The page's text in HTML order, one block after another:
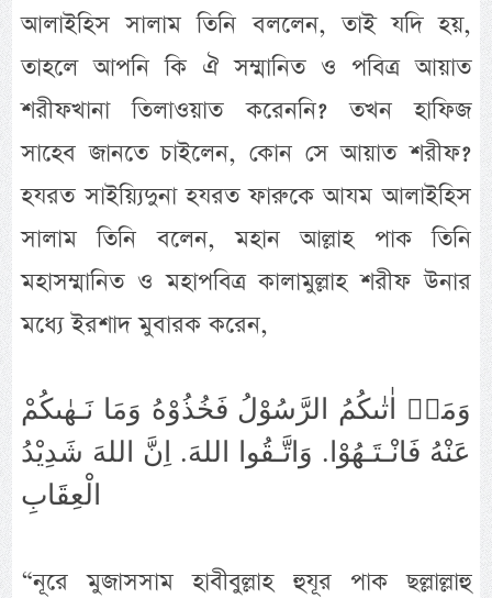
আলাইহিস সালাম তিনি বললেন, তাই যদি হয়,
তাহলে আপনি কি ঐ সম্মানিত ও পবিত্র আয়াত
শরীফখানা তিলাওয়াত করেননি? তখন হাফিজ
সাহেব জানতে চাইলেন, কোন সে আয়াত শরীফ?
হযরত সাইয়্যিদুনা হযরত ফারুকে আযম আলাইহিস
সালাম তিনি বলেন, মহান আল্লাহ পাক তিনি
মহাসম্মানিত ও মহাপবিত্র কালামুল্লাহ শরীফ উনার
মধ্যে ইরশাদ মুবারক করেন,
وَمَاۤ اٰتٰىكُمُ الرَّسُوْلُ فَخُذُوْهُ وَمَا نَـهٰىكُمْ
عَنْهُ فَانْـتَـهُوْا. وَاتَّـقُوا اللهَ. اِنَّ اللهَ شَدِيْدُ
الْعِقَابِ
“নূরে মুজাসসাম হাবীবুল্লাহ হুযূর পাক ছল্লাল্লাহু